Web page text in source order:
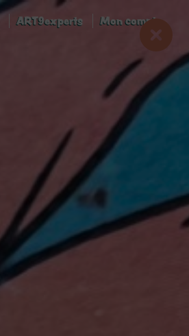
ART9experts Mon compte